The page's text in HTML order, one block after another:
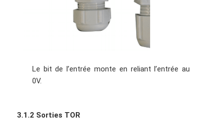
Le bit de l’entrée monte en reliant l’entrée au
0V.
3.1.2 Sorties TOR